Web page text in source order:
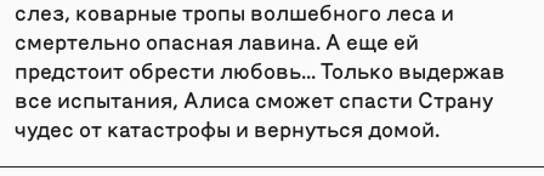
слез, коварные тропы волшебного леса и
смертельно опасная лавина. А еще ей
предстоит обрести любовь... Только выдержав
все испытания, Алиса сможет спасти Страну
чудес от катастрофы и вернуться домой.